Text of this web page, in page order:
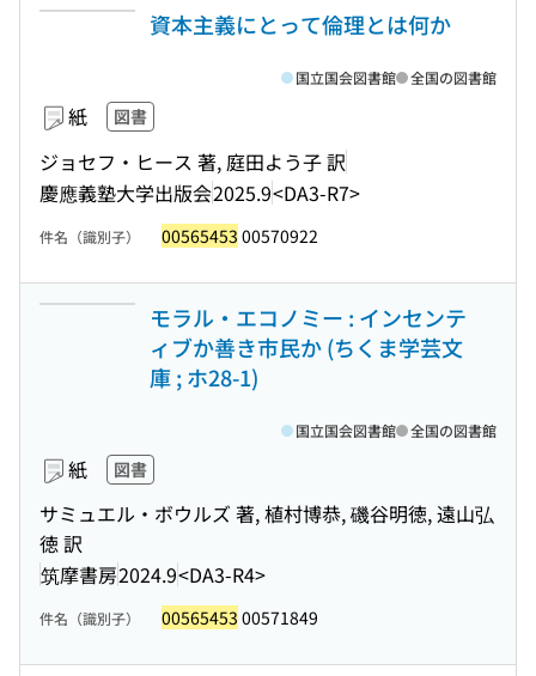
資本主義にとって倫理とは何か
紙 図書
ジョセフ・ヒース 著, 庭田よう子 訳
慶應義塾大学出版会2025.9<DA3-R7>
国立国会図書館 全国の図書館
件名（識別子） 00565453 00570922
モラル・エコノミー : インセンテ
ィブか善き市民か (ちくま学芸文
庫 ; ホ28-1)
紙 図書
サミュエル・ボウルズ 著, 植村博恭, 磯谷明徳, 遠山弘
徳 訳
筑摩書房2024.9<DA3-R4>
国立国会図書館 全国の図書館
件名（識別子） 00565453 00571849